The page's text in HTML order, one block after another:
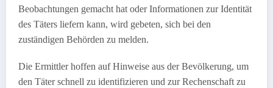
Beobachtungen gemacht hat oder Informationen zur Identität
des Täters liefern kann, wird gebeten, sich bei den
zuständigen Behörden zu melden.
Die Ermittler hoffen auf Hinweise aus der Bevölkerung, um
den Täter schnell zu identifizieren und zur Rechenschaft zu